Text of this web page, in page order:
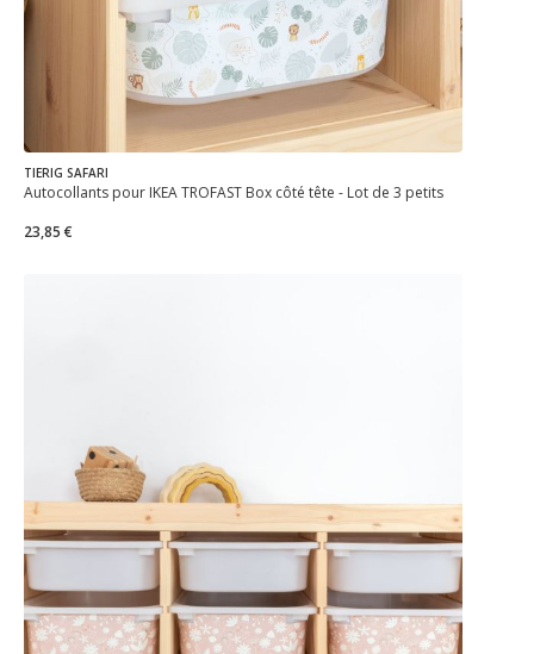
TIERIG SAFARI
Autocollants pour IKEA TROFAST Box côté tête - Lot de 3 petits
23,85 €